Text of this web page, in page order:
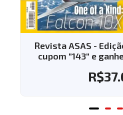
Revista
cupom